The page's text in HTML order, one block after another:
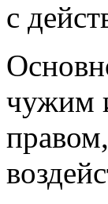
с
чужим